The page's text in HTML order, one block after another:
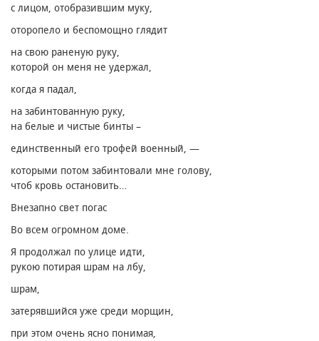
с лицом, отобразившим муку,
оторопело и беспомощно глядит
на свою раненую руку,
которой он меня не удержал,
когда я падал,
на забинтованную руку,
на белые и чистые бинты –
единственный его трофей военный, —
которыми потом забинтовали мне голову,
чтоб кровь остановить…
Внезапно свет погас
Во всем огромном доме.
Я продолжал по улице идти,
рукою потирая шрам на лбу,
шрам,
затерявшийся уже среди морщин,
при этом очень ясно понимая,